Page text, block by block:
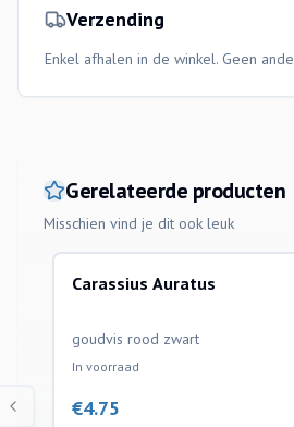
Verzending
Enkel afhalen in de winkel. Geen
Gerelateerde producten
Misschien vind je dit ook leuk
aquariumvissen
Carassius Auratus
goudvis rood zwart
In voorraad
€4.75